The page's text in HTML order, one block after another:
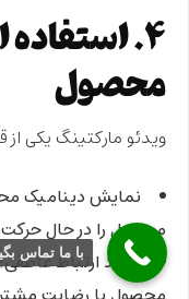
۴.
محصول
ویدئو مارکتینگ یکی
نمایش دینامیک
محصول را در حال
ایجاد ارتباط عاطفی:
با ما تماس